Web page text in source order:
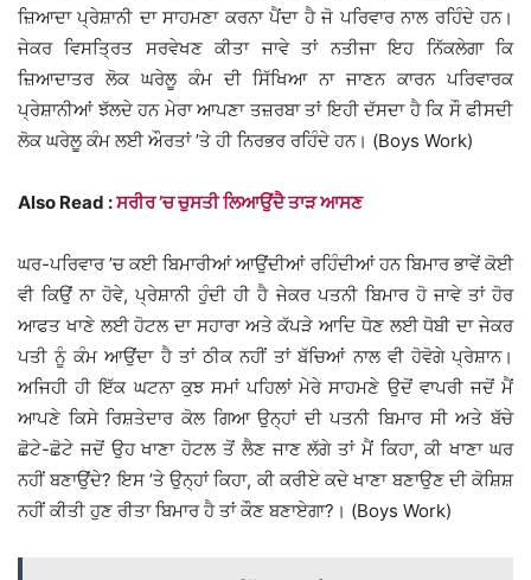
ਜ਼ਿਆਦਾ ਪ੍ਰੇਸ਼ਾਨੀ ਦਾ ਸਾਹਮਣਾ ਕਰਨਾ ਪੈਂਦਾ ਹੈ ਜੋ ਪਰਿਵਾਰ ਨਾਲ ਰਹਿੰਦੇ ਹਨ।
ਜੇਕਰ ਵਿਸਤ੍ਰਿਤ ਸਰਵੇਖਣ ਕੀਤਾ ਜਾਵੇ ਤਾਂ ਨਤੀਜਾ ਇਹ ਨਿੱਕਲੇਗਾ ਕਿ
ਜ਼ਿਆਦਾਤਰ ਲੋਕ ਘਰੇਲੂ ਕੰਮ ਦੀ ਸਿੱਖਿਆ ਨਾ ਜਾਣਨ ਕਾਰਨ ਪਰਿਵਾਰਕ
ਪ੍ਰੇਸ਼ਾਨੀਆਂ ਝੱਲਦੇ ਹਨ ਮੇਰਾ ਆਪਣਾ ਤਜ਼ਰਬਾ ਤਾਂ ਇਹੀ ਦੱਸਦਾ ਹੈ ਕਿ ਸੌ ਫੀਸਦੀ
ਲੋਕ ਘਰੇਲੂ ਕੰਮ ਲਈ ਔਰਤਾਂ ’ਤੇ ਹੀ ਨਿਰਭਰ ਰਹਿੰਦੇ ਹਨ। (Boys Work)
Also Read :ਸਰੀਰ ’ਚ ਚੁਸਤੀ ਲਿਆਉਂਦੈ ਤਾੜ ਆਸਣ
ਘਰ-ਪਰਿਵਾਰ ’ਚ ਕਈ ਬਿਮਾਰੀਆਂ ਆਉਂਦੀਆਂ ਰਹਿੰਦੀਆਂ ਹਨ ਬਿਮਾਰ ਭਾਵੇਂ ਕੋਈ
ਵੀ ਕਿਉਂ ਨਾ ਹੋਵੇ, ਪ੍ਰੇਸ਼ਾਨੀ ਹੁੰਦੀ ਹੀ ਹੈ ਜੇਕਰ ਪਤਨੀ ਬਿਮਾਰ ਹੋ ਜਾਵੇ ਤਾਂ ਹੋਰ
ਆਫਤ ਖਾਣੇ ਲਈ ਹੋਟਲ ਦਾ ਸਹਾਰਾ ਅਤੇ ਕੱਪੜੇ ਆਦਿ ਧੋਣ ਲਈ ਧੋਬੀ ਦਾ ਜੇਕਰ
ਪਤੀ ਨੂੰ ਕੰਮ ਆਉਂਦਾ ਹੈ ਤਾਂ ਠੀਕ ਨਹੀਂ ਤਾਂ ਬੱਚਿਆਂ ਨਾਲ ਵੀ ਹੋਵੋਗੇ ਪ੍ਰੇਸ਼ਾਨ।
ਅਜਿਹੀ ਹੀ ਇੱਕ ਘਟਨਾ ਕੁਝ ਸਮਾਂ ਪਹਿਲਾਂ ਮੇਰੇ ਸਾਹਮਣੇ ਉਦੋਂ ਵਾਪਰੀ ਜਦੋਂ ਮੈਂ
ਆਪਣੇ ਕਿਸੇ ਰਿਸ਼ਤੇਦਾਰ ਕੋਲ ਗਿਆ ਉਨ੍ਹਾਂ ਦੀ ਪਤਨੀ ਬਿਮਾਰ ਸੀ ਅਤੇ ਬੱਚੇ
ਛੋਟੇ-ਛੋਟੇ ਜਦੋਂ ਉਹ ਖਾਣਾ ਹੋਟਲ ਤੋਂ ਲੈਣ ਜਾਣ ਲੱਗੇ ਤਾਂ ਮੈਂ ਕਿਹਾ, ਕੀ ਖਾਣਾ ਘਰ
ਨਹੀਂ ਬਣਾਉਂਦੇ? ਇਸ ’ਤੇ ਉਨ੍ਹਾਂ ਕਿਹਾ, ਕੀ ਕਰੀਏ ਕਦੇ ਖਾਣਾ ਬਣਾਉਣ ਦੀ ਕੋਸ਼ਿਸ਼
ਨਹੀਂ ਕੀਤੀ ਹੁਣ ਰੀਤਾ ਬਿਮਾਰ ਹੈ ਤਾਂ ਕੌਣ ਬਣਾਏਗਾ?। (Boys Work)